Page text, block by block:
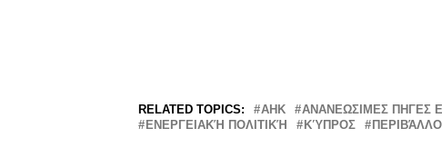
RELATED TOPICS: ΑΗΚ ΑΝΑΝΕΩΣΙΜΕΣ ΠΗΓΕΣ
ΕΝΕΡΓΕΙΑΚΉ ΠΟΛΙΤΙΚΉ
ΚΎΠΡΟΣ